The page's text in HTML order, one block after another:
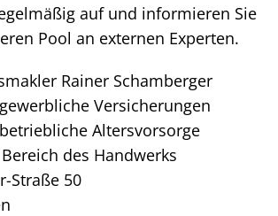
auf und informieren Sie
Pool an externen Experten.
Rainer Schamberger
Versicherungen
Altersvorsorge
des Handwerks
Straße 50